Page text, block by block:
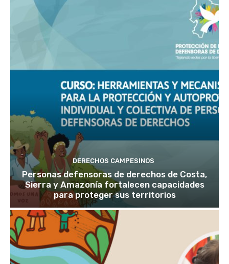
DERECHOS CAMPESINOS
Personas defensoras de derechos de Costa,
Sierra y Amazonía fortalecen capacidades
para proteger sus territorios